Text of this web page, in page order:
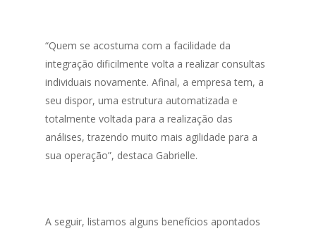
“Quem se acostuma com a facilidade da
integração dificilmente volta a realizar consultas
individuais novamente. Afinal, a empresa tem, a
seu dispor, uma estrutura automatizada e
totalmente voltada para a realização das
análises, trazendo muito mais agilidade para a
sua operação”, destaca Gabrielle.
A seguir, listamos alguns benefícios apontados